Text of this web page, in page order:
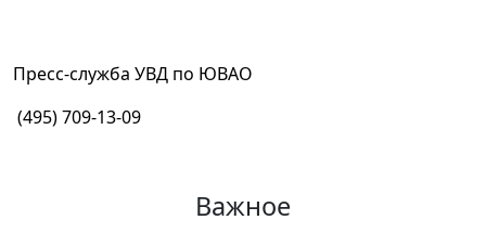
Пресс-служба УВД по ЮВАО
(495) 709-13-09
Важное